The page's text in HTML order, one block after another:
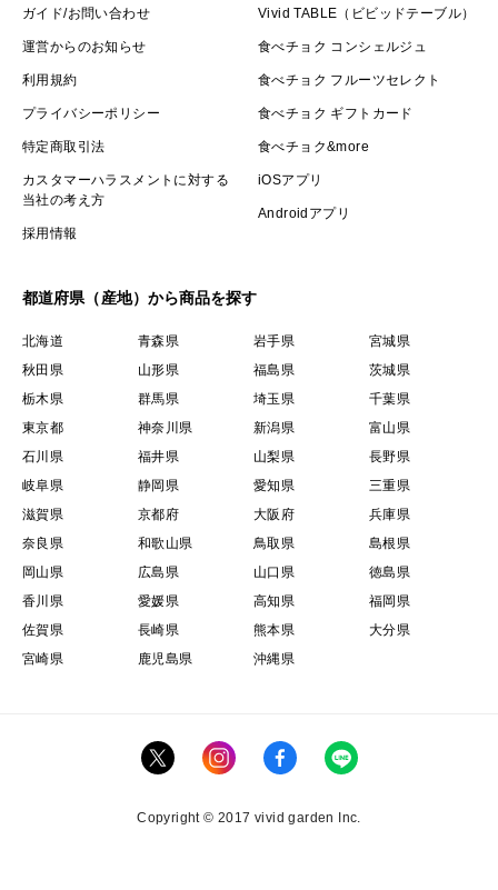
ガイド/お問い合わせ
運営からのお知らせ
利用規約
プライバシーポリシー
特定商取引法
カスタマーハラスメントに対する
当社の考え方
採用情報
Vivid TABLE（ビビッドテーブル）
食べチョク コンシェルジュ
食べチョク フルーツセレクト
食べチョク ギフトカード
食べチョク&more
iOSアプリ
Androidアプリ
都道府県（産地）から商品を探す
北海道 青森県 岩手県
宮城県
秋田県
山形県 福島県
茨城県
栃木県
群馬県 埼玉県
千葉県
東京都
神奈川県 新潟県
富山県
石川県
福井県 山梨県
長野県
岐阜県
静岡県 愛知県
三重県
滋賀県
京都府 大阪府
兵庫県
奈良県
和歌山県 鳥取県
島根県
岡山県
広島県 山口県
徳島県
香川県
愛媛県 高知県
福岡県
佐賀県
長崎県 熊本県
大分県
宮崎県
鹿児島県 沖縄県
Copyright © 2017 vivid garden Inc.